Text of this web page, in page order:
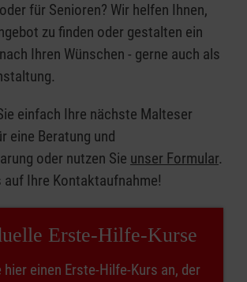
für Senioren? Wir helfen Ihnen,
zu finden oder gestalten ein
Ihren Wünschen - gerne auch als
einfach Ihre nächste Malteser
eine Beratung und
oder nutzen Sie unser Formular.
auf Ihre Kontaktaufnahme!
Erste-Hilfe-Kurse
hier einen Erste-Hilfe-Kurs an, der